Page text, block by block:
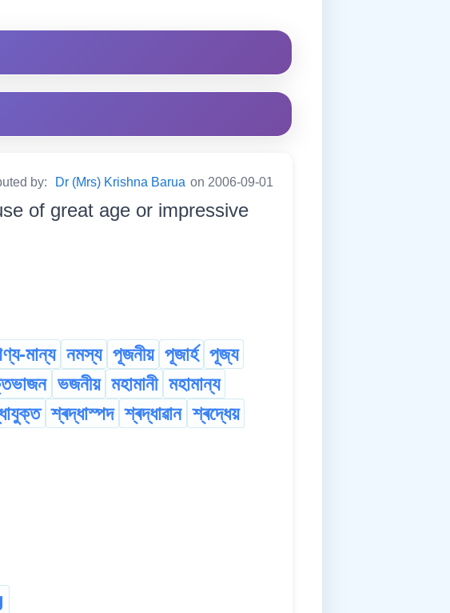
by: Dr (Mrs) Krishna Barua on 2006-09-01
of great age or impressive
মান্য নমস্য পূজনীয় পূজাৰ্হ পূজ্য
ভজনীয় মহামানী মহামান্য
শ্ৰদ্ধাস্পদ শ্ৰদ্ধাৱান শ্ৰদ্ধেয়